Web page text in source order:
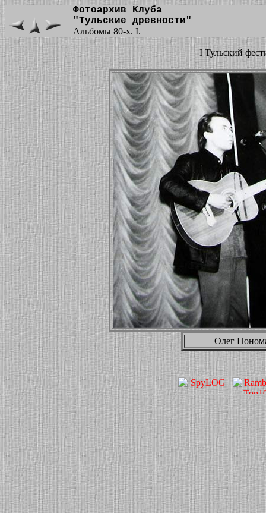
Фотоархив Клуба
"Тульские древности"
Альбомы 80-х. I.
I Тульский
Олег